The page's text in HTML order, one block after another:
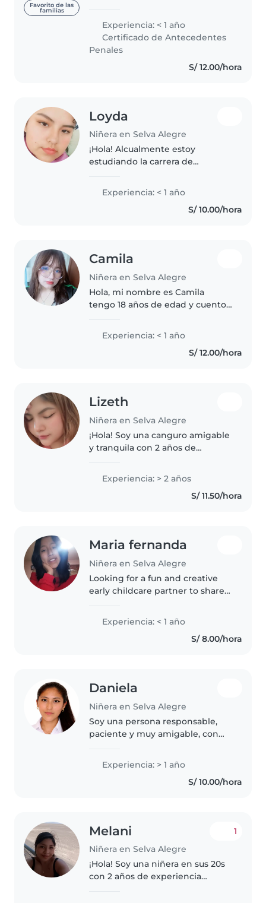
Favorito de las
familias
de diferentes edades,
ayudándolos con sus tareas,
juegos educativos..
Experiencia: < 1 año
Certificado de Antecedentes
Penales
S/ 12.00/hora
Loyda
Niñera en Selva Alegre
¡Hola! Alcualmente estoy
estudiando la carrera de
apasiona cuidar de ellos y guiarlo
en su aprendizaje evidenciando
lo que hago en mis días de
Experiencia: < 1 año
S/ 10.00/hora
Camila
Niñera en Selva Alegre
Hola, mi nombre es Camila
tengo 18 años de edad y cuento
bebés, niños pequeños,
preescolares y escolares. Tengo
conocimientos básicos de
Experiencia: < 1 año
S/ 12.00/hora
Lizeth
Niñera en Selva Alegre
¡Hola! Soy una canguro amigable
y tranquila con 2 años de
niños pequeños y preescolares.
Me encanta dibujar, hacer
manualidades y jugar. Estoy
Experiencia: > 2 años
S/ 11.50/hora
Maria fernanda
Niñera en Selva Alegre
Looking for a fun and creative
early childcare partner to share
little ones! I bring energy and
imagination to every session.
Experiencia: < 1 año
S/ 8.00/hora
Daniela
Niñera en Selva Alegre
Soy una persona responsable,
paciente y muy amigable, con
acompañamiento cercano a mi
hermanita con autismo. Esto me
Experiencia: > 1 año
S/ 10.00/hora
Melani
Niñera en Selva Alegre
1
¡Hola! Soy una niñera en sus 20s
con 2 años de experiencia